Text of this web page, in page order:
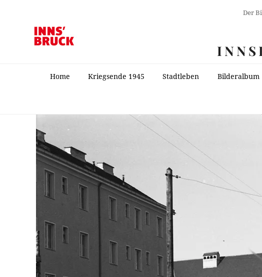
Der
Home Kriegsende 1945 Stadtleben Bilderalbum